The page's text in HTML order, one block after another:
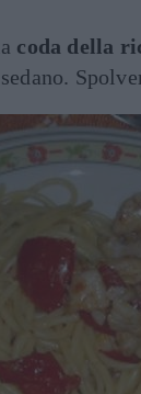
coda della